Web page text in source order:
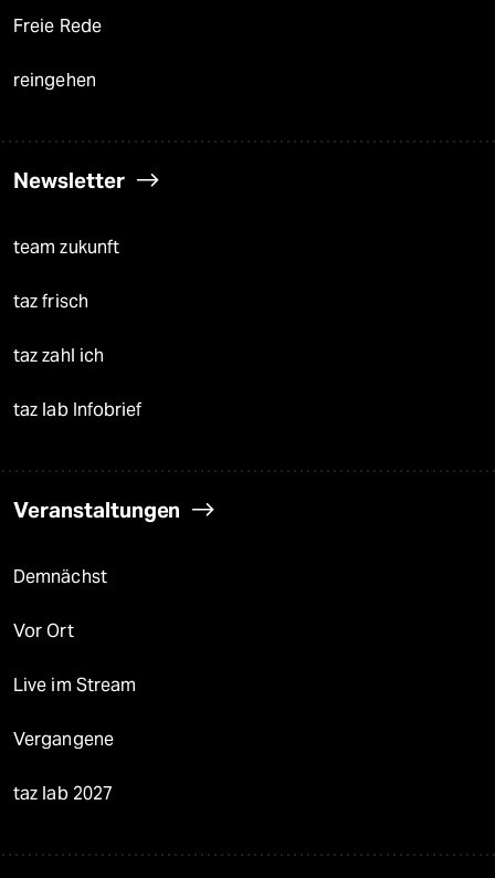
Freie Rede
reingehen
Newsletter
team zukunft
taz frisch
taz zahl ich
taz lab Infobrief
Veranstaltungen
Demnächst
Vor Ort
Live im Stream
Vergangene
taz lab 2027